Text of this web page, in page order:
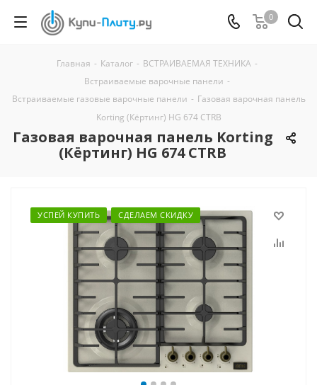
0
Главная - Каталог - ВСТРАИВАЕМАЯ ТЕХНИКА -
Встраиваемые варочные панели -
Встраиваемые газовые варочные панели - Газовая варочная панель
Korting (Кёртинг) HG 674 CTRB
Газовая варочная панель Korting
(Кёртинг) HG 674 CTRB
УСПЕЙ КУПИТЬ СДЕЛАЕМ СКИДКУ